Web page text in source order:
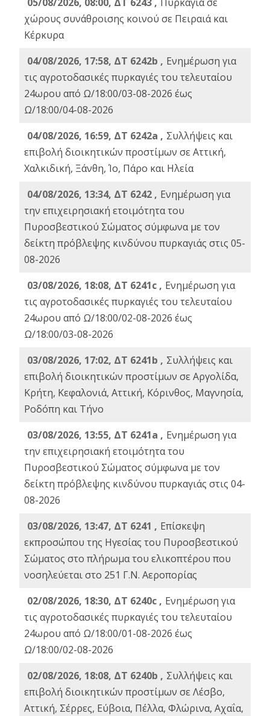
χώρους συνάθροισης κοινού σε Πειραιά και
Κέρκυρα
04/08/2026, 17:58, ΔΤ 6242b , Ενημέρωση για
τις αγροτοδασικές πυρκαγιές του τελευταίου
24ωρου από Ω/18:00/03-08-2026 έως
Ω/18:00/04-08-2026
04/08/2026, 16:59, ΔΤ 6242a , Συλλήψεις και
επιβολή διοικητικών προστίμων σε Αττική,
Χαλκιδική, Ξάνθη, Ίο, Πάρο και Ηλεία
04/08/2026, 13:34, ΔΤ 6242 , Ενημέρωση για
την επιχειρησιακή ετοιμότητα του
Πυροσβεστικού Σώματος σύμφωνα με τον
δείκτη πρόβλεψης κινδύνου πυρκαγιάς στις 05-
08-2026
03/08/2026, 18:08, ΔΤ 6241c , Ενημέρωση για
τις αγροτοδασικές πυρκαγιές του τελευταίου
24ωρου από Ω/18:00/02-08-2026 έως
Ω/18:00/03-08-2026
03/08/2026, 17:02, ΔΤ 6241b , Συλλήψεις και
επιβολή διοικητικών προστίμων σε Αργολίδα,
Κρήτη, Κεφαλονιά, Αττική, Κόρινθος, Μαγνησία,
Ροδόπη και Τήνο
03/08/2026, 13:55, ΔΤ 6241a , Ενημέρωση για
την επιχειρησιακή ετοιμότητα του
Πυροσβεστικού Σώματος σύμφωνα με τον
δείκτη πρόβλεψης κινδύνου πυρκαγιάς στις 04-
08-2026
03/08/2026, 13:47, ΔΤ 6241 , Επίσκεψη
εκπροσώπου της Ηγεσίας του Πυροσβεστικού
Σώματος στο πλήρωμα του ελικοπτέρου που
νοσηλεύεται στο 251 Γ.Ν. Αεροπορίας
02/08/2026, 18:30, ΔΤ 6240c , Ενημέρωση για
τις αγροτοδασικές πυρκαγιές του τελευταίου
24ωρου από Ω/18:00/01-08-2026 έως
Ω/18:00/02-08-2026
02/08/2026, 18:08, ΔΤ 6240b , Συλλήψεις και
επιβολή διοικητικών προστίμων σε Λέσβο,
Αττική, Σέρρες, Εύβοια, Πέλλα, Φλώρινα, Αχαΐα,